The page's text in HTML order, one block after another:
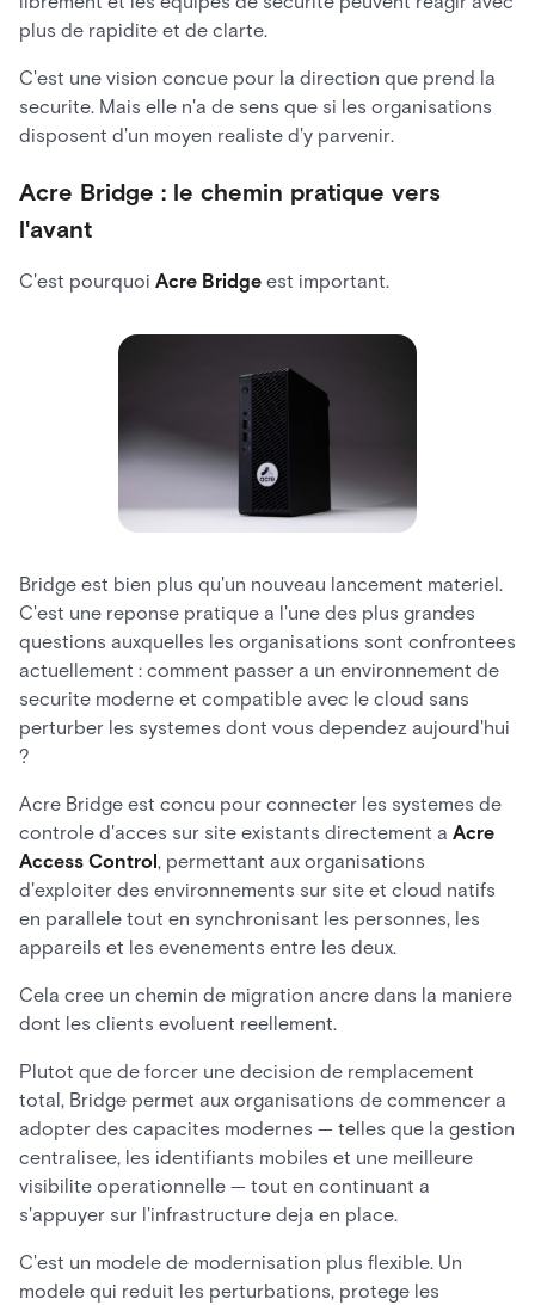
plus de rapidite et de clarte.
C'est une vision concue pour la direction que prend la
securite. Mais elle n'a de sens que si les organisations
disposent d'un moyen realiste d'y parvenir.
Acre Bridge : le chemin pratique vers
l'avant
C'est pourquoi Acre Bridge est important.
Bridge est bien plus qu'un nouveau lancement materiel.
C'est une reponse pratique a l'une des plus grandes
questions auxquelles les organisations sont confrontees
actuellement : comment passer a un environnement de
securite moderne et compatible avec le cloud sans
perturber les systemes dont vous dependez aujourd'hui
?
Acre Bridge est concu pour connecter les systemes de
controle d'acces sur site existants directement a Acre
Access Control , permettant aux organisations
d'exploiter des environnements sur site et cloud natifs
en parallele tout en synchronisant les personnes, les
appareils et les evenements entre les deux.
Cela cree un chemin de migration ancre dans la maniere
dont les clients evoluent reellement.
Plutot que de forcer une decision de remplacement
total, Bridge permet aux organisations de commencer a
adopter des capacites modernes — telles que la gestion
centralisee, les identifiants mobiles et une meilleure
visibilite operationnelle — tout en continuant a
s'appuyer sur l'infrastructure deja en place.
C'est un modele de modernisation plus flexible. Un
modele qui reduit les perturbations, protege les